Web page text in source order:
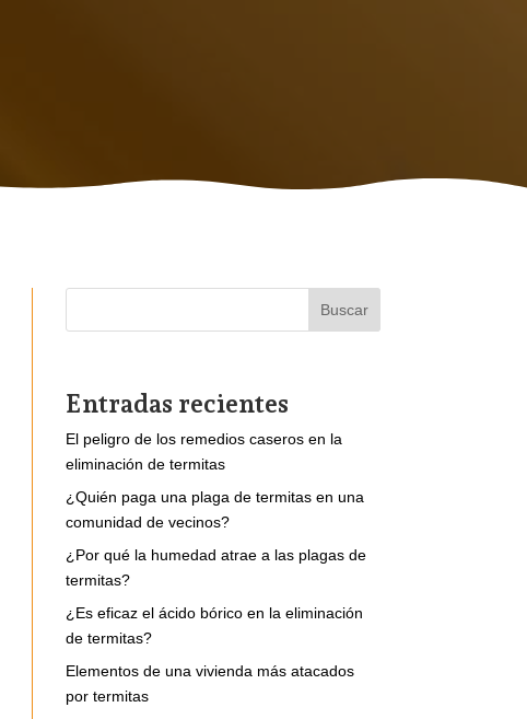
Buscar
Entradas recientes
El peligro de los remedios caseros en la
eliminación de termitas
¿Quién paga una plaga de termitas en una
comunidad de vecinos?
¿Por qué la humedad atrae a las plagas de
termitas?
¿Es eficaz el ácido bórico en la eliminación
de termitas?
Elementos de una vivienda más atacados
por termitas